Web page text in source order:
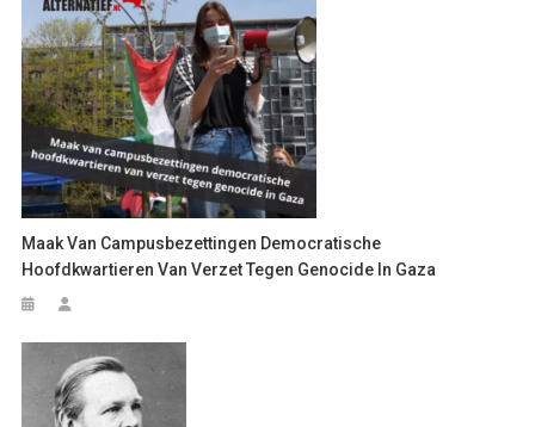
Maak Van Campusbezettingen Democratische
Hoofdkwartieren Van Verzet Tegen Genocide In Gaza